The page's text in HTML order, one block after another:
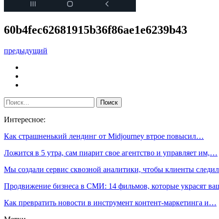
60b4fec62681915b36f86ae1e6239b43
предыдущий
Интересное:
Как страшненький лендинг от Midjourney втрое повысил…
Ложится в 5 утра, сам пиарит свое агентство и управляет им,…
Мы создали сервис сквозной аналитики, чтобы клиенты
Продвижение бизнеса в СМИ: 14 фильмов, которые украсят
Как превратить новости в инструмент контент-маркетинга и…